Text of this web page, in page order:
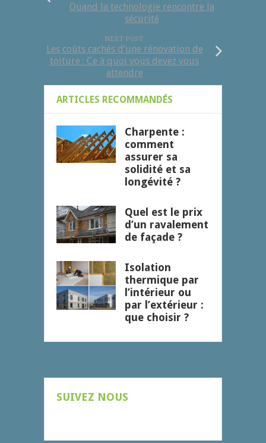
Quand la technologie rencontre la
sécurité
NEXT POST
Les coûts cachés d’une rénovation de
toiture : Ce à quoi vous devez vous
attendre
ARTICLES RECOMMANDÉS
Charpente :
comment
assurer sa
solidité et sa
longévité ?
Quel est le prix
d’un ravalement
de façade ?
Isolation
thermique par
l’intérieur ou
par l’extérieur :
que choisir ?
SUIVEZ NOUS